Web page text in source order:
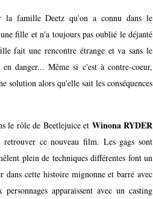
la famille Deetz qu'on a connu dans le
fille et n'a toujours pas oublié le déjanté
fait une rencontre étrange et va sans le
danger... Même si c'est à contre-coeur,
solution alors qu'elle sait les conséquences
le rôle de Beetlejuice et Winona RYDER
ce nouveau film. Les gags sont
plein de techniques différentes font un
dans cette histoire mignonne et barré avec
apparaissent avec un casting